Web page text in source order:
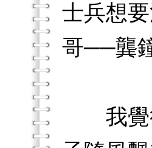
士兵想
哥──龔
我覺得